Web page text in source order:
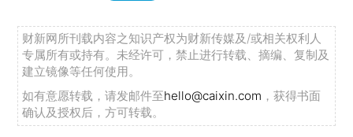
财新网所刊载内容之知识产权为财新传媒及/或相关权利人
专属所有或持有。未经许可，禁止进行转载、摘编、复制及
建立镜像等任何使用。
如有意愿转载，请发邮件至hello@caixin.com ，获得书面
确认及授权后，方可转载。